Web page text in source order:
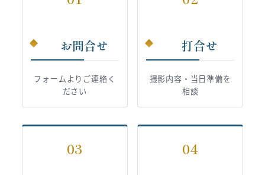
お問合せ
フォームよりご連絡く
ださい
打合せ
撮影内容・当日準備を
相談
03 04